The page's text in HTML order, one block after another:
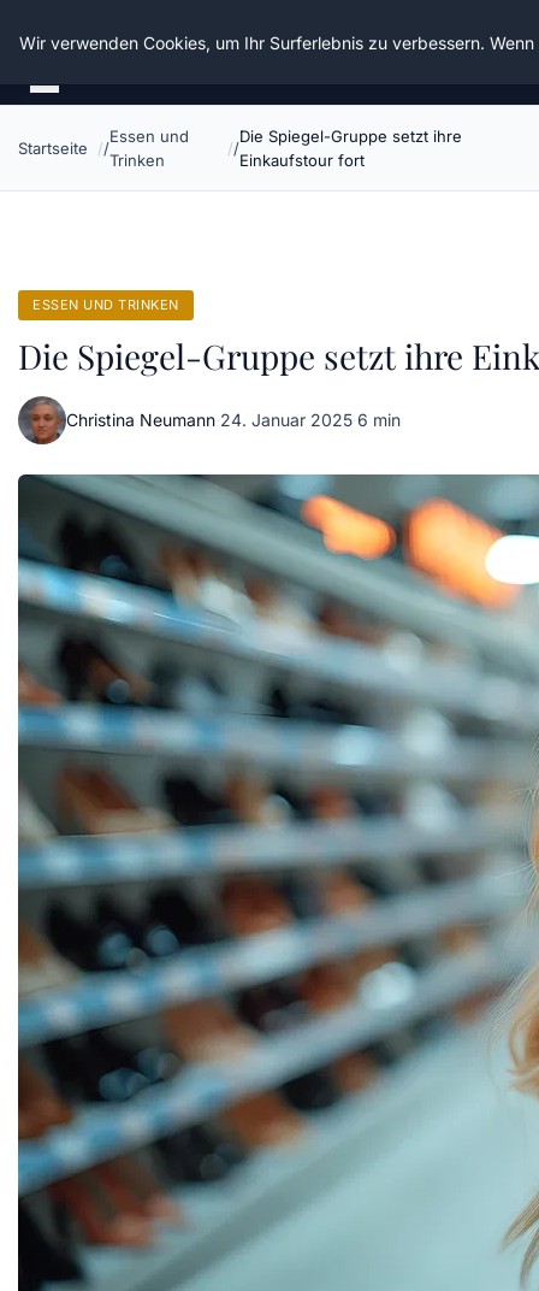
Die Schnitter
Startseite
Essen und
Trinken
Die Spiegel-Gruppe setzt ihre
Einkaufstour fort
ESSEN UND TRINKEN
Die Spiegel-Gruppe setzt ihre
Christina Neumann·24. Januar 2025·6 min
Wir verwenden Cookies, um Ihr Surferlebnis zu verbessern.